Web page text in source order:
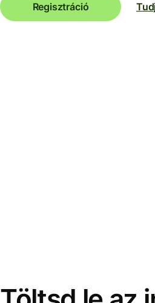
Regisztráció